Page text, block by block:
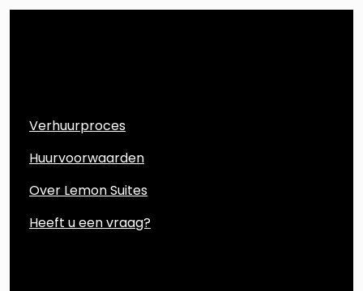
Verhuurproces
Huurvoorwaarden
Over Lemon Suites
Heeft u een vraag?